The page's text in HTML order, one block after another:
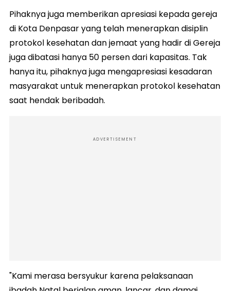
Pihaknya juga memberikan apresiasi kepada gereja
di Kota Denpasar yang telah menerapkan disiplin
protokol kesehatan dan jemaat yang hadir di Gereja
juga dibatasi hanya 50 persen dari kapasitas. Tak
hanya itu, pihaknya juga mengapresiasi kesadaran
masyarakat untuk menerapkan protokol kesehatan
saat hendak beribadah.
ADVERTISEMENT
"Kami merasa bersyukur karena pelaksanaan